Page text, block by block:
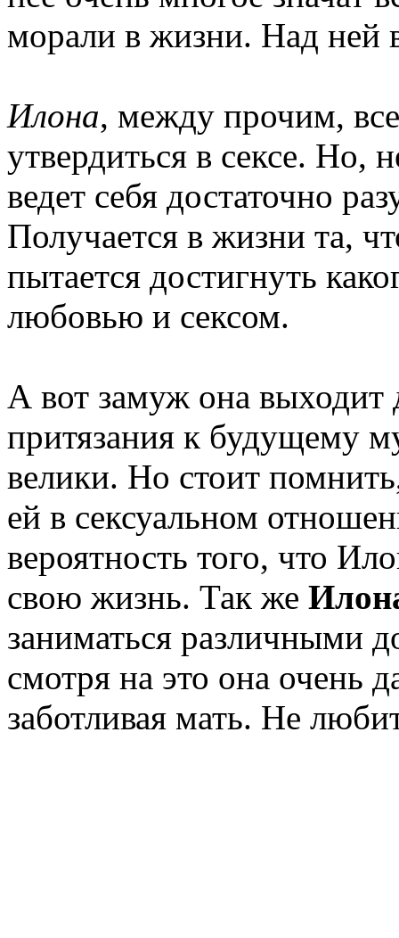
морали в жизни. Над ней
Илона, между прочим,
утвердиться в сексе. Но,
ведет себя достаточно
Получается в жизни та,
пытается достигнуть
любовью и сексом.
А вот замуж она выходит
притязания к будущему
велики. Но стоит
ей в сексуальном
вероятность того, что
свою жизнь. Так же
заниматься различными
смотря на это она очень
заботливая мать. Не